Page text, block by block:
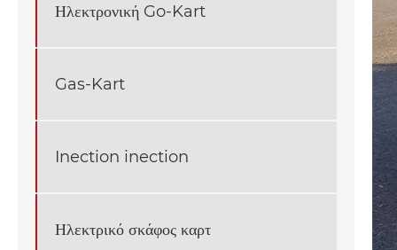
Ηλεκτρονική Go-Kart
Gas-Kart
Inection inection
Ηλεκτρικό σκάφος καρτ